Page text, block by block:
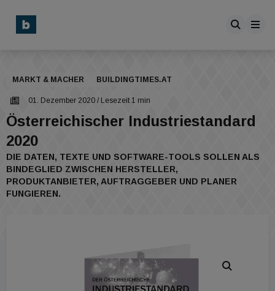
MARKT & MACHER BUILDINGTIMES.AT
01. Dezember 2020 / Lesezeit 1 min
Österreichischer Industriestandard
2020
DIE DATEN, TEXTE UND SOFTWARE-TOOLS SOLLEN ALS
BINDEGLIED ZWISCHEN HERSTELLER,
PRODUKTANBIETER, AUFTRAGGEBER UND PLANER
FUNGIEREN.